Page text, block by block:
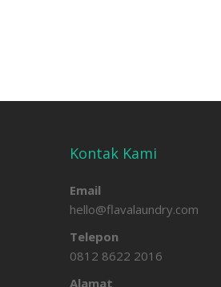
Kontak Kami
Email
hello@flavalaundry.com
Telepon
0812 8622 2016
Alamat